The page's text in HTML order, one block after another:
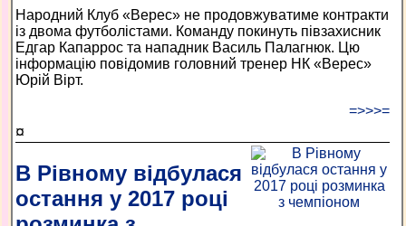
Народний Клуб «Верес» не продовжуватиме контракти
із двома футболістами. Команду покинуть півзахисник
Едгар Капаррос та нападник Василь Палагнюк. Цю
інформацію повідомив головний тренер НК «Верес»
Юрій Вірт.
=>>>=
¤
В Рівному відбулася
остання у 2017 році